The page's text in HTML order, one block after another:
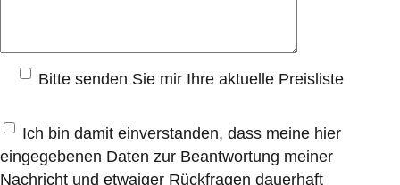
Bitte senden Sie mir Ihre aktuelle Preisliste
Ich bin damit einverstanden, dass meine hier
eingegebenen Daten zur Beantwortung meiner
Nachricht und etwaiger Rückfragen dauerhaft